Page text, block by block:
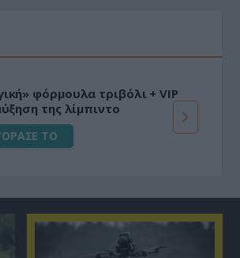
φόρμουλα τριβόλι + VIP
της λίμπιντο
ΤΟ